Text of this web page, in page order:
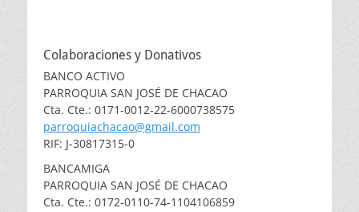
Colaboraciones y Donativos
BANCO ACTIVO
PARROQUIA SAN JOSÉ DE CHACAO
Cta. Cte.: 0171-0012-22-6000738575
parroquiachacao@gmail.com
RIF: J-30817315-0
BANCAMIGA
PARROQUIA SAN JOSÉ DE CHACAO
Cta. Cte.: 0172-0110-74-1104106859